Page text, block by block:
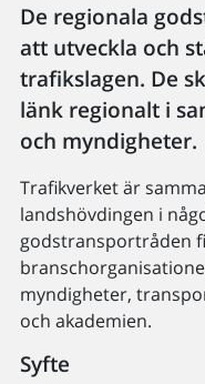
De regionala
att utveckla och
trafikslagen. De
länk regionalt i
och myndigheter.
Trafikverket är
landshövdingen i
godstransportråden
myndigheter,
och akademien.
Syfte